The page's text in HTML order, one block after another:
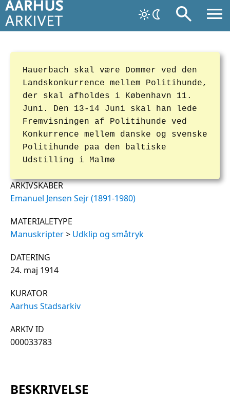
Hauerbach skal være Dommer ved den
Landskonkurrence mellem Politihunde,
der skal afholdes i København 11.
Juni. Den 13-14 Juni skal han lede
Fremvisningen af Politihunde ved
Konkurrence mellem danske og svenske
Politihunde paa den baltiske
Udstilling i Malmø
ARKIVSKABER
Emanuel Jensen Sejr (1891-1980)
MATERIALETYPE
Manuskripter> Udklip og småtryk
DATERING
24. maj 1914
KURATOR
Aarhus Stadsarkiv
ARKIV ID
000033783
BESKRIVELSE